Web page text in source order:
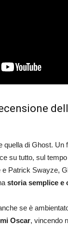
quella di Ghost.
su tutto, sul
Patrick Swayze,
storia semplice e
se è
Oscar, vincendo